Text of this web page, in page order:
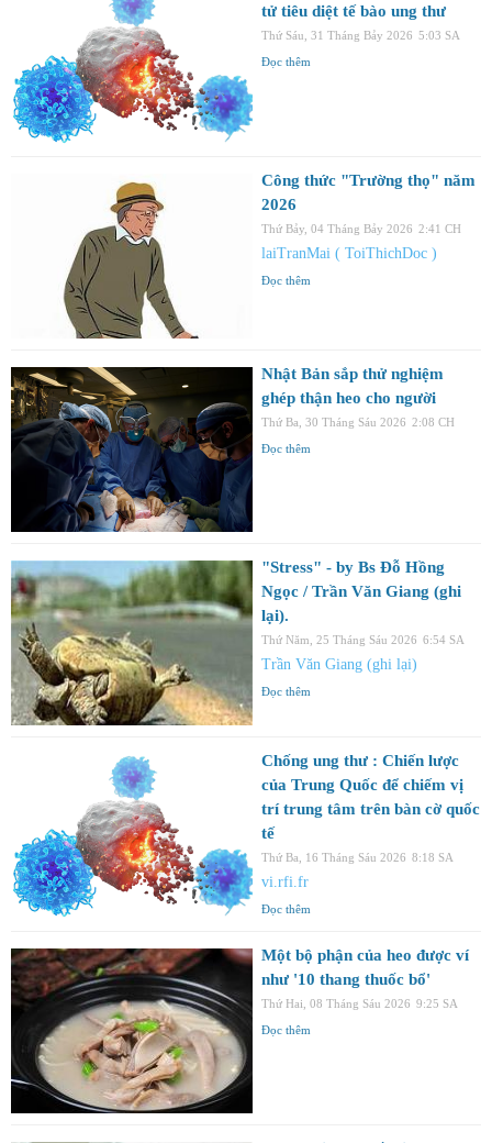
tử tiêu diệt tế bào ung thư
Thứ Sáu, 31 Tháng Bảy 2026 5:03 SA
Đọc thêm
Công thức "Trường thọ" năm
2026
Thứ Bảy, 04 Tháng Bảy 2026 2:41 CH
laiTranMai ( ToiThichDoc )
Đọc thêm
Nhật Bản sắp thử nghiệm
ghép thận heo cho người
Thứ Ba, 30 Tháng Sáu 2026 2:08 CH
Đọc thêm
"Stress" - by Bs Đỗ Hồng
Ngọc / Trần Văn Giang (ghi
lại).
Thứ Năm, 25 Tháng Sáu 2026 6:54 SA
Trần Văn Giang (ghi lại)
Đọc thêm
Chống ung thư : Chiến lược
của Trung Quốc để chiếm vị
trí trung tâm trên bàn cờ quốc
tế
Thứ Ba, 16 Tháng Sáu 2026 8:18 SA
vi.rfi.fr
Đọc thêm
Một bộ phận của heo được ví
như '10 thang thuốc bổ'
Thứ Hai, 08 Tháng Sáu 2026 9:25 SA
Đọc thêm